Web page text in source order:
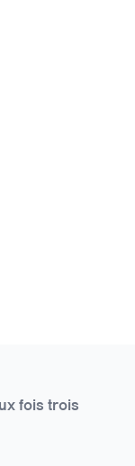
fois trois